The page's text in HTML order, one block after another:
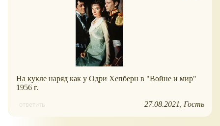
На кукле наряд как у Одри Хепберн в "Войне и мир"
1956 г.
ответить 27.08.2021 Гость